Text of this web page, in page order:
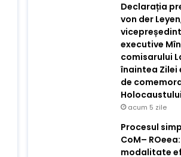
Declarația
von der
executive
comisarului
înaintea Zilei
de
acum 5 zile
Procesul
CoM–
modalitate